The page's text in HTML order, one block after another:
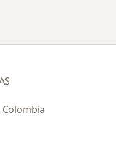
Colombia